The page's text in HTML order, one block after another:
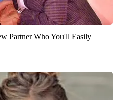
Partner Who You'll Easily